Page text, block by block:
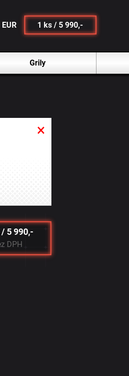
EUR 1 ks / 5 990,-
Grily
×
5 990,-
DPH